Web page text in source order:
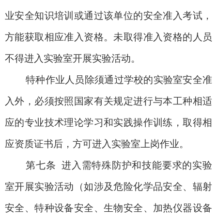
业安全知识培训或通过该单位的安全准入考试，
方能获取相应准入资格。未取得准入资格的人员
不得进入实验室开展实验活动。
特种作业人员除须通过学校的实验室安全准
入外，必须按照国家有关规定进行与本工种相适
应的专业技术理论学习和实践操作训练，取得相
应资质证书后，方可进入实验室上岗作业。
第七条 进入需特殊防护和技能要求的实验
室开展实验活动（如涉及危险化学品安全、辐射
安全、特种设备安全、生物安全、加热仪器设备